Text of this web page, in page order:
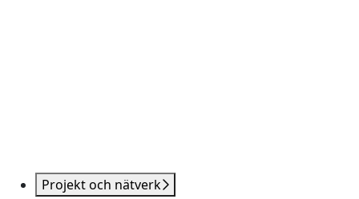
Projekt och nätverk